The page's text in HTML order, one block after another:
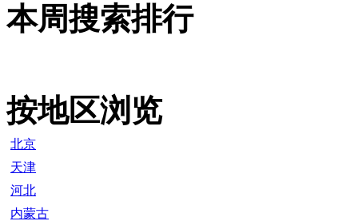
本周搜索排行
按地区浏览
北京
天津
河北
内蒙古